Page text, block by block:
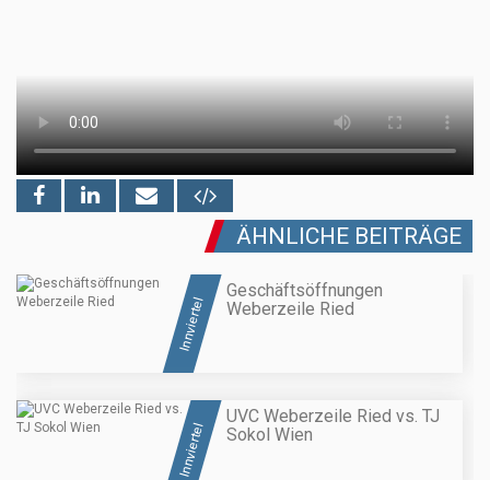
ÄHNLICHE BEITRÄGE
Innviertel
Geschäftsöffnungen
Weberzeile Ried
Innviertel
UVC Weberzeile Ried vs. TJ
Sokol Wien